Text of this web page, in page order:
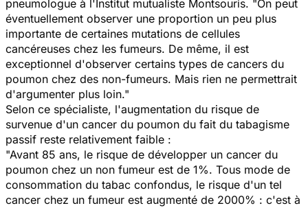
pneumologue à l'Institut mutualiste Montsouris. "On peut
éventuellement observer une proportion un peu plus
importante de certaines mutations de cellules
cancéreuses chez les fumeurs. De même, il est
exceptionnel d'observer certains types de cancers du
poumon chez des non-fumeurs. Mais rien ne permettrait
d'argumenter plus loin."
Selon ce spécialiste, l'augmentation du risque de
survenue d'un cancer du poumon du fait du tabagisme
passif reste relativement faible :
"Avant 85 ans, le risque de développer un cancer du
poumon chez un non fumeur est de 1%. Tous mode de
consommation du tabac confondus, le risque d'un tel
cancer chez un fumeur est augmenté de 2000% : c'est à